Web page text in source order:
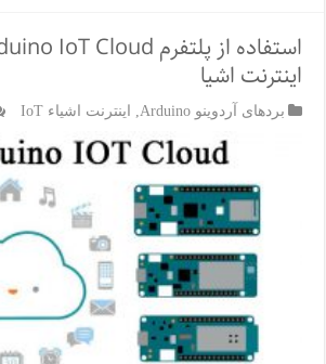
اینترنت اشیا
بردهای آردوینو Arduino , اینترنت اشیاء IoT